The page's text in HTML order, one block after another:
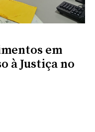
em
à Justiça no